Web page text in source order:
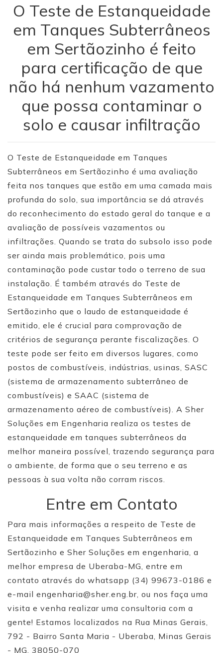
O Teste de Estanqueidade
em Tanques Subterrâneos
em Sertãozinho é feito
para certificação de que
não há nenhum vazamento
que possa contaminar o
solo e causar infiltração
O Teste de Estanqueidade em Tanques
Subterrâneos em Sertãozinho é uma avaliação
feita nos tanques que estão em uma camada mais
profunda do solo, sua importância se dá através
do reconhecimento do estado geral do tanque e a
avaliação de possíveis vazamentos ou
infiltrações. Quando se trata do subsolo isso pode
ser ainda mais problemático, pois uma
contaminação pode custar todo o terreno de sua
instalação. É também através do Teste de
Estanqueidade em Tanques Subterrâneos em
Sertãozinho que o laudo de estanqueidade é
emitido, ele é crucial para comprovação de
critérios de segurança perante fiscalizações. O
teste pode ser feito em diversos lugares, como
postos de combustíveis, indústrias, usinas, SASC
(sistema de armazenamento subterrâneo de
combustíveis) e SAAC (sistema de
armazenamento aéreo de combustíveis). A Sher
Soluções em Engenharia realiza os testes de
estanqueidade em tanques subterrâneos da
melhor maneira possível, trazendo segurança para
o ambiente, de forma que o seu terreno e as
pessoas à sua volta não corram riscos.
Entre em Contato
Para mais informações a respeito de Teste de
Estanqueidade em Tanques Subterrâneos em
Sertãozinho e Sher Soluções em engenharia, a
melhor empresa de Uberaba-MG, entre em
contato através do whatsapp (34) 99673-0186 e
e-mail engenharia@sher.eng.br, ou nos faça uma
visita e venha realizar uma consultoria com a
gente! Estamos localizados na Rua Minas Gerais,
792 - Bairro Santa Maria - Uberaba, Minas Gerais
- MG, 38050-070